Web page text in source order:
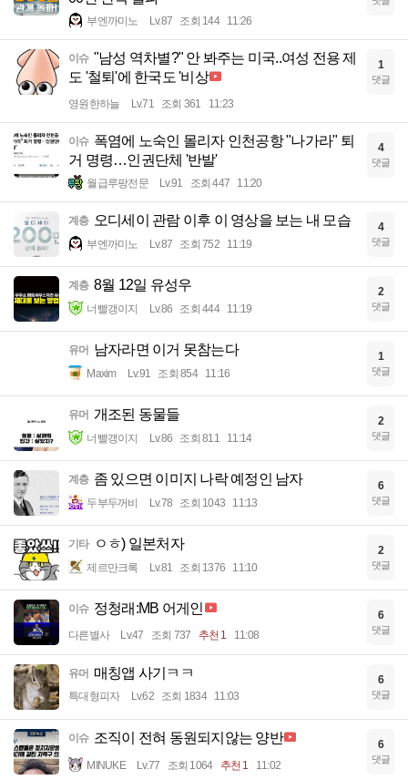
부엔까미노 Lv.87 조회 144 11:26
이슈 "남성 역차별?" 안 봐주는 미국..여성 전용 제
도 '철퇴'에 한국도 '비상
영원한하늘 Lv.71 조회 361 11:23
1
댓글
이슈 폭염에 노숙인 몰리자 인천공항 "나가라" 퇴
거 명령…인권단체 '반발'
월급루팡전문 Lv.91 조회 447 11:20
4
댓글
계층 오디세이 관람 이후 이 영상을 보는 내 모습
부엔까미노 Lv.87 조회 752 11:19
4
댓글
계층 8월 12일 유성우
너빨갱이지 Lv.86 조회 444 11:19
2
댓글
유머 남자라면 이거 못참는다
Maxim Lv.91 조회 854 11:16
1
댓글
유머 개조된 동물들
너빨갱이지 Lv.86 조회 811 11:14
2
댓글
계층 좀 있으면 이미지 나락 예정인 남자
두부두꺼비 Lv.78 조회 1043 11:13
6
댓글
기타 ㅇㅎ) 일본처자
제르만크록 Lv.81 조회 1376 11:10
2
댓글
이슈 정청래:MB 어게인
다른별사 Lv.47 조회 737 추천 1 11:08
6
댓글
유머 매칭앱 사기ㅋㅋ
특대형피자 Lv.62 조회 1834 11:03
6
댓글
이슈 조직이 전혀 동원되지않는 양반
MINUKE Lv.77 조회 1064 추천 1 11:02
6
댓글